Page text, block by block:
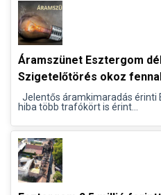
Áramszünet Esztergom
Szigetelőtörés okoz
Jelentős áramkimaradás érinti
hiba több trafókört is érint...